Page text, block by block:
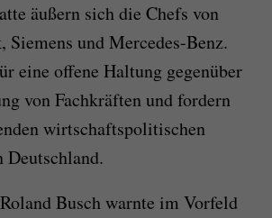
äußern sich die Chefs von
Siemens und Mercedes-Benz.
eine offene Haltung gegenüber
von Fachkräften und fordern
wirtschaftspolitischen
Deutschland.
Busch warnte im Vorfeld